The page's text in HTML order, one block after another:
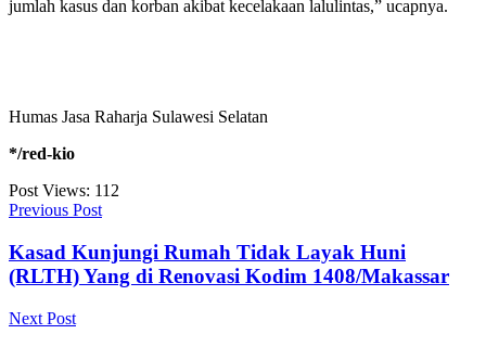
jumlah kasus dan korban akibat kecelakaan lalulintas,” ucapnya.
Humas Jasa Raharja Sulawesi Selatan
*/red-kio
Post Views: 112
Previous Post
Kasad Kunjungi Rumah Tidak Layak Huni
(RLTH) Yang di Renovasi Kodim 1408/Makassar
Next Post